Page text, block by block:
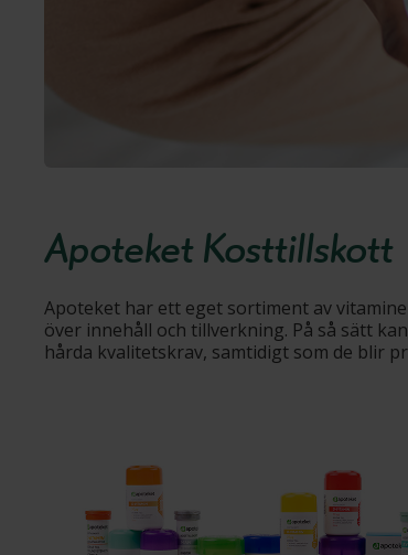
Apoteket Kosttillskott
Apoteket har ett eget sortiment av
över innehåll och tillverkning. På så sätt
hårda kvalitetskrav, samtidigt som de blir